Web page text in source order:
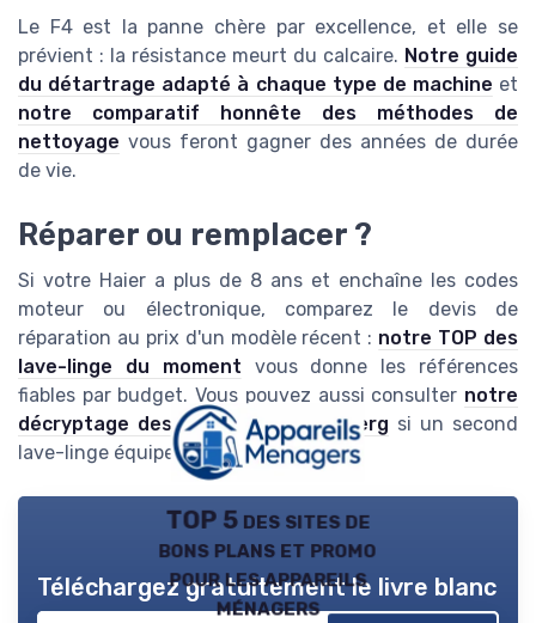
Le F4 est la panne chère par excellence, et elle se
prévient : la résistance meurt du calcaire. Notre guide
du détartrage adapté à chaque type de machine et
notre comparatif honnête des méthodes de
nettoyage vous feront gagner des années de durée
de vie.
Réparer ou remplacer ?
Si votre Haier a plus de 8 ans et enchaîne les codes
moteur ou électronique, comparez le devis de
réparation au prix d'un modèle récent : notre TOP des
lave-linge du moment vous donne les références
fiables par budget. Vous pouvez aussi consulter notre
décryptage des codes erreur Valberg si un second
lave-linge équipe votre foyer.
TOP 5 des sites de
bons plans et promo
pour les appareils
ménagers
Téléchargez gratuitement le livre blanc